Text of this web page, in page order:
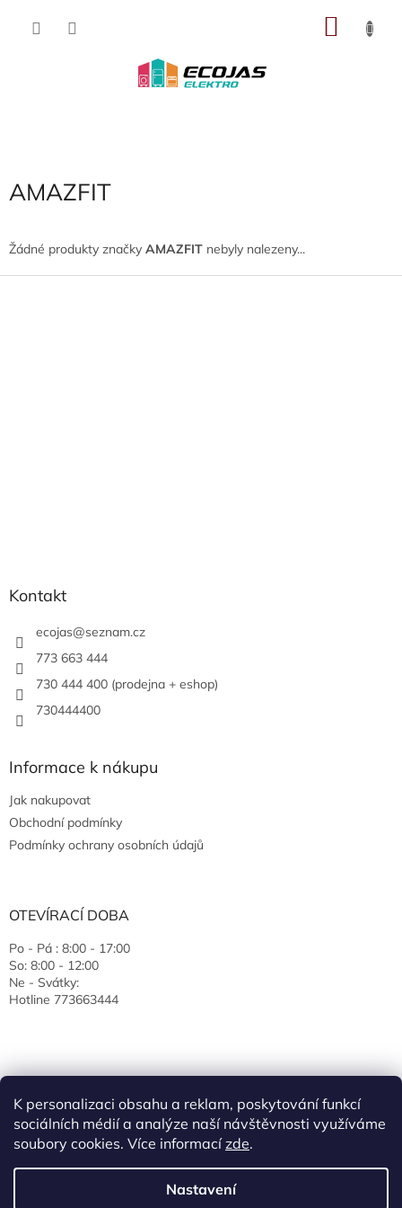
K personalizaci obsahu a reklam, poskytování funkcí
sociálních médií a analýze naší návštěvnosti využíváme
soubory cookies. Více informacízde.
Nastavení
AMAZFIT
Žádné produkty značky AMAZFIT nebyly nalezeny...
Kontakt
ecojas@seznam.cz
773 663 444
730 444 400 (prodejna + eshop)
730444400
Informace k nákupu
Jak nakupovat
Obchodní podmínky
Podmínky ochrany osobních údajů
OTEVÍRACÍ DOBA
Po - Pá : 8:00 - 17:00
So: 8:00 - 12:00
Ne - Svátky:
Hotline 773663444